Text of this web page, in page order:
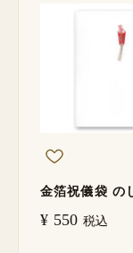
金箔祝儀袋 の
¥ 550 税込